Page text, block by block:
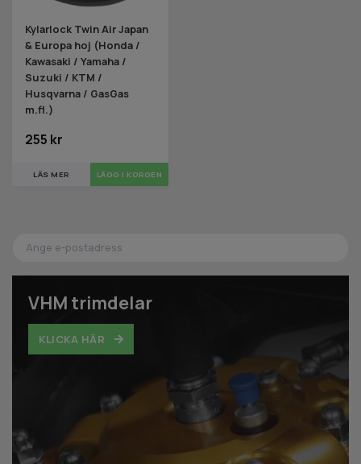
VHM trimdelar
KLICKA HÄR
Kylarlock Twin Air Japan
& Europa hoj (Honda /
Kawasaki / Yamaha /
Suzuki / KTM /
Husqvarna / GasGas
m.fl.)
255 kr
LÄS MER LÄGG I KORGEN